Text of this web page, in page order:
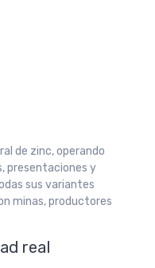
de zinc, operando
presentaciones y
sus variantes
minas, productores
real